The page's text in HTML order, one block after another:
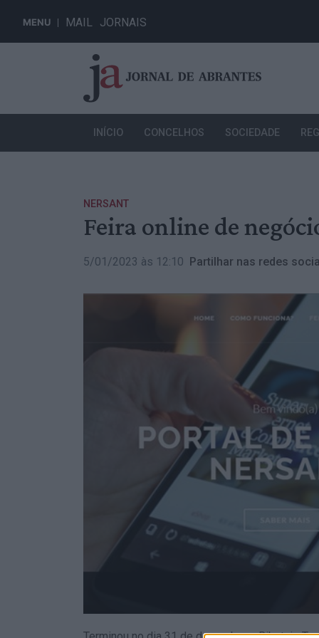
MENU MAIL JORNAIS
INÍCIO CONCELHOS SOCIEDADE
NERSANT
Feira online de
5/01/2023 às 12:10 Partilhar nas redes